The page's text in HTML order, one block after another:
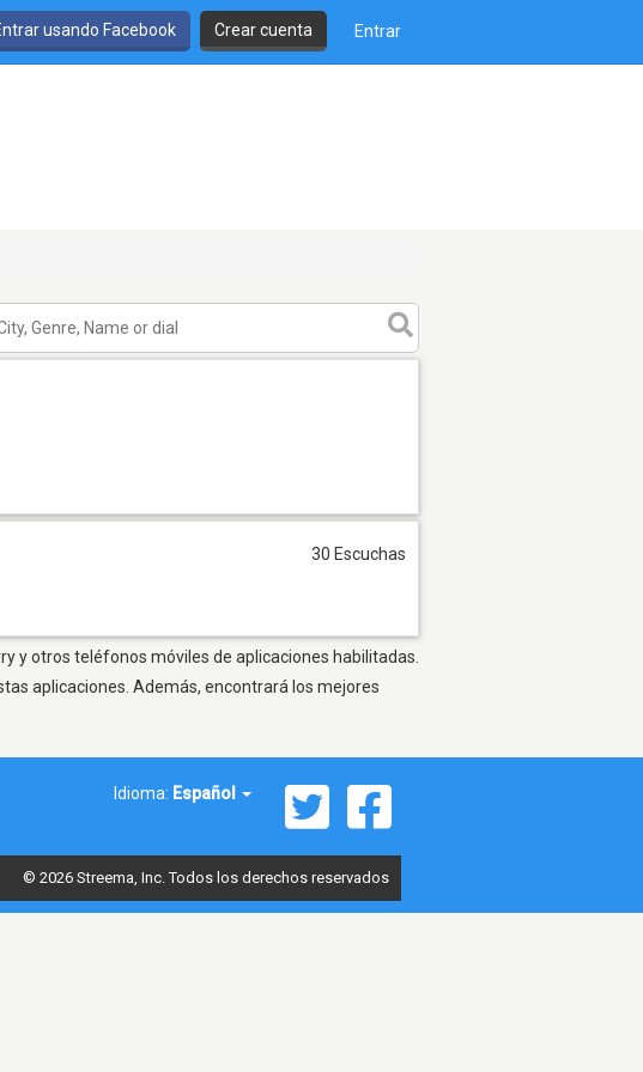
usando Facebook Crear cuenta Entrar
30 Escuchas
y otros teléfonos móviles de aplicaciones habilitadas.
aplicaciones. Además, encontrará los mejores
Idioma: Español
© 2026 Streema, Inc. Todos los derechos reservados